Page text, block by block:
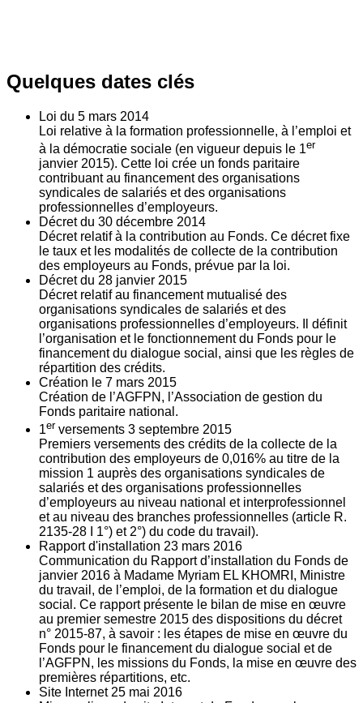
Quelques dates clés
Loi du 5 mars 2014
Loi relative à la formation professionnelle, à l’emploi et
à la démocratie sociale (en vigueur depuis le 1er
janvier 2015). Cette loi crée un fonds paritaire
contribuant au financement des organisations
syndicales de salariés et des organisations
professionnelles d’employeurs.
Décret du 30 décembre 2014
Décret relatif à la contribution au Fonds. Ce décret fixe
le taux et les modalités de collecte de la contribution
des employeurs au Fonds, prévue par la loi.
Décret du 28 janvier 2015
Décret relatif au financement mutualisé des
organisations syndicales de salariés et des
organisations professionnelles d’employeurs. Il définit
l’organisation et le fonctionnement du Fonds pour le
financement du dialogue social, ainsi que les règles de
répartition des crédits.
Création le 7 mars 2015
Création de l’AGFPN, l’Association de gestion du
Fonds paritaire national.
1er versements 3 septembre 2015
Premiers versements des crédits de la collecte de la
contribution des employeurs de 0,016% au titre de la
mission 1 auprès des organisations syndicales de
salariés et des organisations professionnelles
d’employeurs au niveau national et interprofessionnel
et au niveau des branches professionnelles (article R.
2135‐28 I 1°) et 2°) du code du travail).
Rapport d'installation 23 mars 2016
Communication du Rapport d’installation du Fonds de
janvier 2016 à Madame Myriam EL KHOMRI, Ministre
du travail, de l’emploi, de la formation et du dialogue
social. Ce rapport présente le bilan de mise en œuvre
au premier semestre 2015 des dispositions du décret
n° 2015-87, à savoir : les étapes de mise en œuvre du
Fonds pour le financement du dialogue social et de
l’AGFPN, les missions du Fonds, la mise en œuvre des
premières répartitions, etc.
Site Internet 25 mai 2016